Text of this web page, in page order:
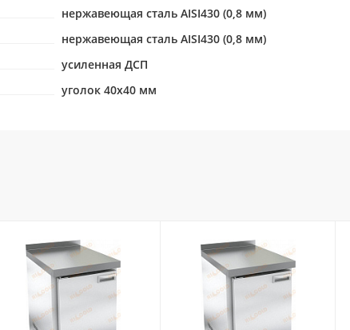
нержавеющая сталь AISI430 (0,8 мм)
нержавеющая сталь AISI430 (0,8 мм)
усиленная ДСП
уголок 40х40 мм